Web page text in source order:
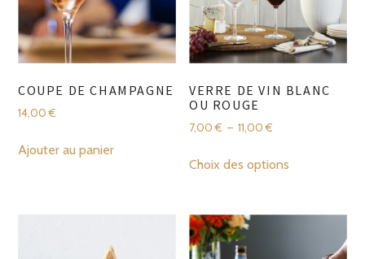
choisies
sur
la
COUPE DE CHAMPAGNE
14,00€
Ajouter au panier
VERRE DE VIN BLANC
OU ROUGE
7,00€ – 11,00€
prix :
11,00 €
Choix des options
plusieurs